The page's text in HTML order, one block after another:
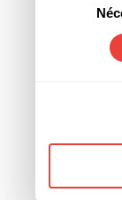
ont
consentement